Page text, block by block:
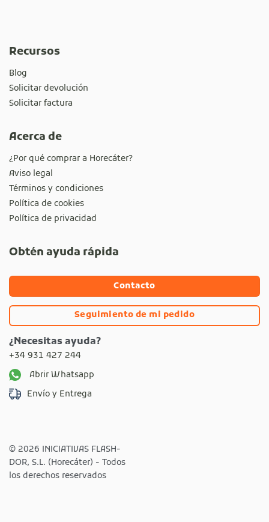
Recursos
Blog
Solicitar devolución
Solicitar factura
Acerca de
¿Por qué comprar a Horecáter?
Aviso legal
Términos y condiciones
Política de cookies
Política de privacidad
Obtén ayuda rápida
Contacto
Seguimiento de mi pedido
¿Necesitas ayuda?
+34 931 427 244
Abrir Whatsapp
Envío y Entrega
© 2026 INICIATIVAS FLASH-
DOR, S.L. (Horecáter) - Todos
los derechos reservados